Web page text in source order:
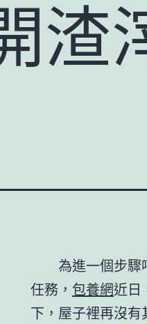
渣
為進一個步驟
任務， 包養網近日
下，屋子裡再沒